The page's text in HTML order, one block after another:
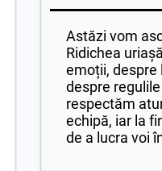
Astăzi vom
Ridichea
emoții, despre
despre
respectăm
echipă, iar la
de a lucra voi